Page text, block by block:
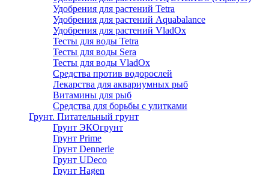
Удобрения для растений Tetra
Удобрения для растений Aquabalance
Удобрения для растений VladOx
Тесты для воды Tetra
Тесты для воды Sera
Тесты для воды VladOx
Средства против водорослей
Лекарства для аквариумных рыб
Витамины для рыб
Средства для борьбы с улитками
Грунт. Питательный грунт
Грунт ЭКОгрунт
Грунт Prime
Грунт Dennerle
Грунт UDeco
Грунт Hagen